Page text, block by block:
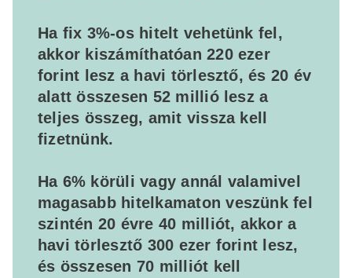
Ha fix 3%-os hitelt vehetünk fel,
akkor kiszámíthatóan 220 ezer
forint lesz a havi törlesztő, és 20 év
alatt összesen 52 millió lesz a
teljes összeg, amit vissza kell
fizetnünk.
Ha 6% körüli vagy annál valamivel
magasabb hitelkamaton veszünk fel
szintén 20 évre 40 milliót, akkor a
havi törlesztő 300 ezer forint lesz,
és összesen 70 milliót kell